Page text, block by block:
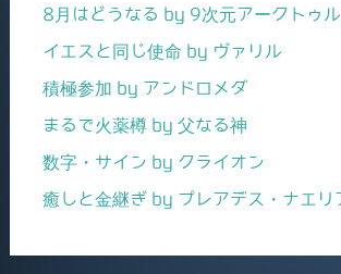
8月はどうなる by 9次元アークトゥ
イエスと同じ使命 by ヴァリル
積極参加 by アンドロメダ
まるで火薬樽 by 父なる神
数字・サイン by クライオン
癒しと金継ぎ by プレアデス・ナエリ